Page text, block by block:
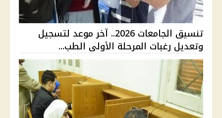
تنسيق الجامعات 2026.. آخر موعد لتسجيل
وتعديل رغبات المرحلة الأولى الطب...